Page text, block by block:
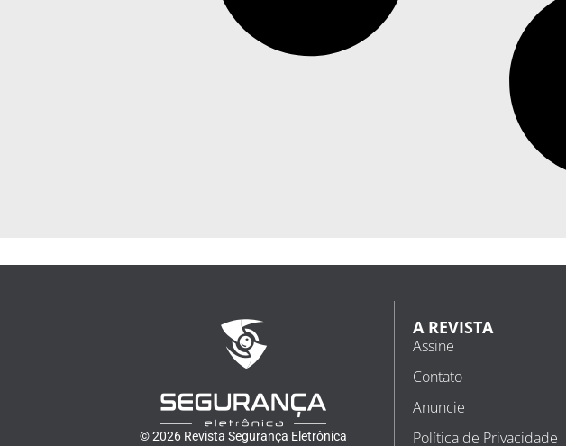
© 2026 Revista Segurança Eletrônica
A REVISTA
Assine
Contato
Anuncie
Política de Privacidade